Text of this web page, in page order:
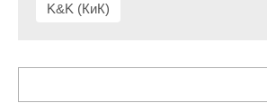
K&K (КиК)